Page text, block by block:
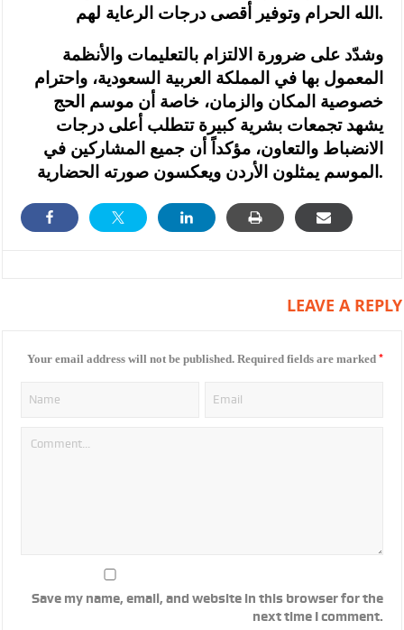
الله الحرام وتوفير أقصى درجات الرعاية لهم.
وشدّد على ضرورة الالتزام بالتعليمات والأنظمة
المعمول بها في المملكة العربية السعودية، واحترام
خصوصية المكان والزمان، خاصة أن موسم الحج
يشهد تجمعات بشرية كبيرة تتطلب أعلى درجات
الانضباط والتعاون، مؤكداً أن جميع المشاركين في
الموسم يمثلون الأردن ويعكسون صورته الحضارية.
LEAVE A REPLY
Your email address will not be published. Required fields are marked *
Save my name, email, and website in this browser for the
next time I comment.